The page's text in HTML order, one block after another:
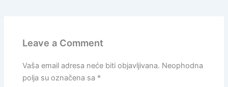
Leave a Comment
Vaša email adresa neće biti objavljivana. Neophodna
polja su označena sa *